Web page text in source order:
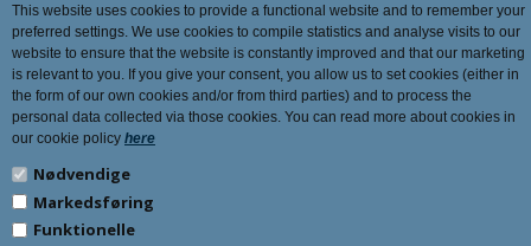
This website uses cookies to provide a functional website and to remember your
preferred settings. We use cookies to compile statistics and analyse visits to our
website to ensure that the website is constantly improved and that our marketing
is relevant to you. If you give your consent, you allow us to set cookies (either in
the form of our own cookies and/or from third parties) and to process the
personal data collected via those cookies. You can read more about cookies in
our cookie policy here
Nødvendige
Markedsføring
Funktionelle